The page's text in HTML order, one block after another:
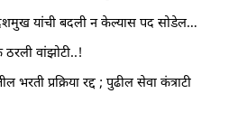
यांची बदली न केल्यास पद सोडेल…
वांझोटी..!
भरती प्रक्रिया रद्द ; पुढील सेवा कंत्राटी